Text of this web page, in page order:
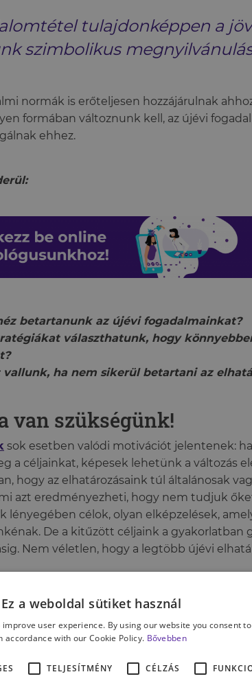
tulajdonképpen a
szimbolikus
normák is erőteljesen hozzájárulnak
formában változnunk kell, az újévi
ehhez.
betartanunk az újévi fogadalmainkat?
választhatunk, hogy
vallunk, ha nem sikerül betartani az
van szükségünk!
sok esetben valódi motivációt jelentenek:
a céljainkat, képesek lehetünk a változás
hogy az elhatározásaink túl általánosak
azt eredményezheti, hogy nem tudjuk
lényegében célok, olyan elképzelések,
De a kitűzött céljaink a gyakorlatban
Nem véletlen, hogy a legtöbb újévi
a céljaink az agyunk racionálisabb,
születnek. Míg a szokásaink
elvégzéséért az agyunk impulzívabb,
igyekszik automatizálni a viselkedéseinket,
Ez a weboldal sütiket használ
user experience. By using our website you consent
accordance with our Cookie Policy. Bővebben
TELJESÍTMÉNY CÉLZÁS